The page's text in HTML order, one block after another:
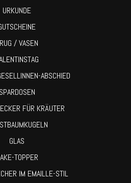
URKUNDE
/ VASEN
ABSCHIED
SPARDOSEN
FÜR KRÄUTER
GLAS
TOPPER
IM EMAILLE-STIL